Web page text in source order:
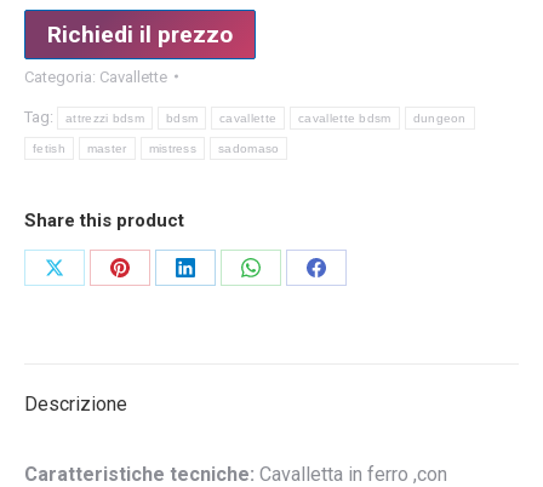
Richiedi il prezzo
Categoria: Cavallette
Tag: attrezzi bdsm bdsm cavallette cavallette bdsm dungeon
fetish master mistress sadomaso
Share this product
CondividiCondividiCondividiCondividiCondividi
Descrizione
Caratteristiche tecniche: Cavalletta in ferro ,con